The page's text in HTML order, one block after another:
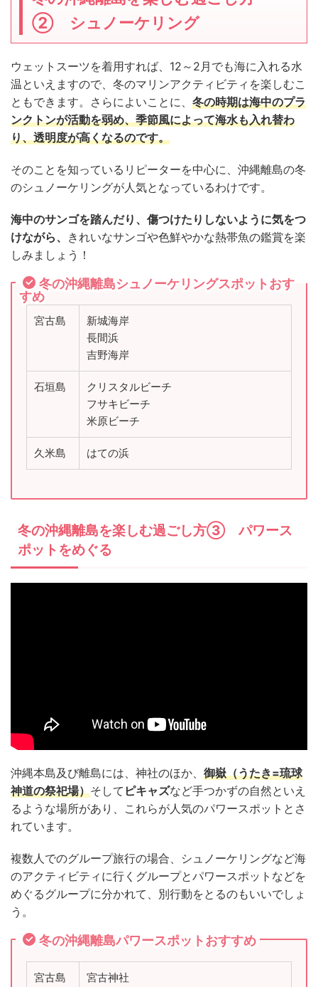
② シュノーケリング
ウェットスーツを着用すれば、12～2月でも海に入れる水
温といえますので、冬のマリンアクティビティを楽しむこ
ともできます。さらによいことに、 冬の時期は海中のプラ
ンクトンが活動を弱め、季節風によって海水も入れ替わ
り、透明度が高くなるのです。
そのことを知っているリピーターを中心に、沖縄離島の冬
のシュノーケリングが人気となっているわけです。
海中のサンゴを踏んだり、傷つけたりしないように気をつ
けながら、 きれいなサンゴや色鮮やかな熱帯魚の鑑賞を楽
しみましょう！
冬の沖縄離島シュノーケリングスポットおす
すめ
宮古島
新城海岸
長間浜
吉野海岸
石垣島
クリスタルビーチ
フサキビーチ
米原ビーチ
久米島 はての浜
冬の沖縄離島を楽しむ過ごし方③ パワース
ポットをめぐる
沖縄本島及び離島には、神社のほか、 御嶽（うたき=琉球
神道の祭祀場）そして ピキャズなど手つかずの自然といえ
るような場所があり、これらが人気のパワースポットとさ
れています。
複数人でのグループ旅行の場合、シュノーケリングなど海
のアクティビティに行くグループとパワースポットなどを
めぐるグループに分かれて、別行動をとるのもいいでしょ
う。
冬の沖縄離島パワースポットおすすめ
宮古島
宮古神社